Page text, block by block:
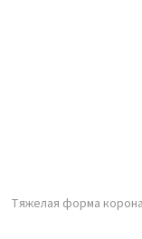
Тяжелая форма